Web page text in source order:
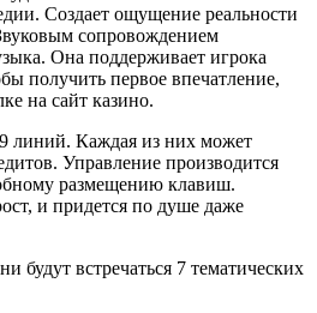
Создает ощущение реальности
сопровождением
Она поддерживает игрока
получить первое впечатление,
на сайт казино.
линий. Каждая из них может
Управление производится
размещению клавиш.
и придется по душе даже
будут встречаться 7 тематических